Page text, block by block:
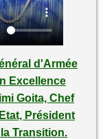
d'Armée
Excellence
Goita, Chef
Président
Transition.